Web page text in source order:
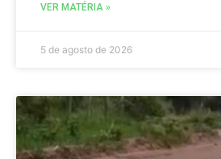
VER MATÉRIA »
5 de agosto de 2026